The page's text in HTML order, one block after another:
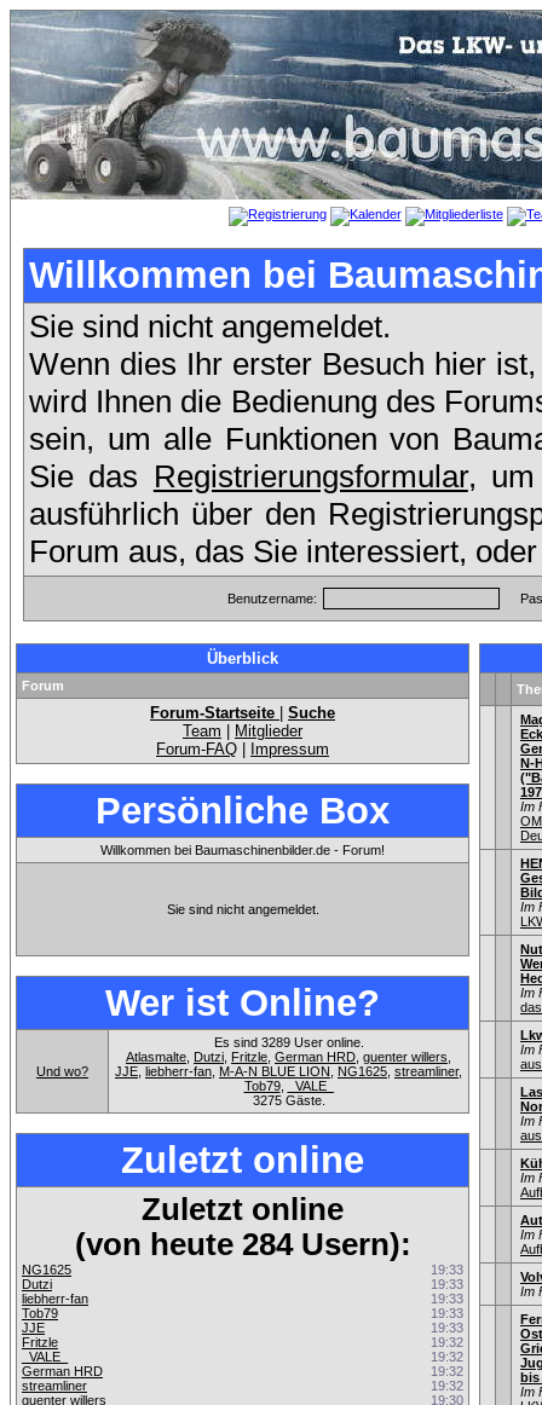
Willkommen bei
Sie sind nicht angemeldet.
Wenn dies Ihr erster Besuch hier
wird Ihnen die Bedienung des
sein, um alle Funktionen von
Sie das Registrierungsformular,
ausführlich über den
Forum aus, das Sie interessiert,
Benutzername:
Überblick
Forum
Forum-Startseite
Suche
Team
Mitglieder
Forum-FAQ
Impressum
Persönliche Box
Willkommen bei Baumaschinenbilder.de - Forum!
Sie sind nicht angemeldet.
Wer ist Online?
Und wo?
Es sind 3289 User online.
Atlasmalte Dutzi Fritzle German HRD guenter willers
JJE liebherr-fan M-A-N BLUE LION NG1625 streamliner,
Tob79,
_VALE_
3275 Gäste.
Zuletzt online
Zuletzt online
(von heute 284 Usern):
NG1625
19:33
Dutzi
19:33
liebherr-fan
19:33
Tob79
19:33
JJE
19:33
Fritzle
19:32
_VALE_
19:32
German HRD
19:32
streamliner
19:32
guenter willers
19:30
N-
Im
Im
Im
Im
Im
Im
Im
Im
bis
Im